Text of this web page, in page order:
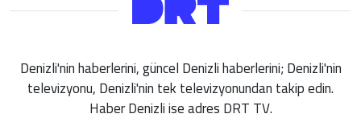
Denizli'nin haberlerini, güncel Denizli haberlerini; Denizli'nin
televizyonu, Denizli'nin tek televizyonundan takip edin.
Haber Denizli ise adres DRT TV.